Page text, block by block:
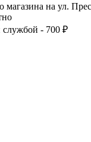
магазина на ул.
службой - 700 ₽